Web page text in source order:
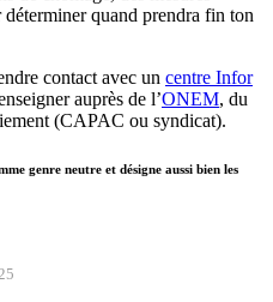
quand prendra fin ton
contact avec un centre Infor
auprès de l’ONEM, du
(CAPAC ou syndicat).
genre neutre et désigne aussi bien les